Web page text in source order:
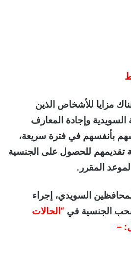
مزايا للأشخاص الذين
السويدية وإجادة المعارف
بأنفسهم في فترة سريعة،
تقديمهم للحصول على الجنسية
المقرر.
السويدي، إجراء
الجنسية في “الحالات
–